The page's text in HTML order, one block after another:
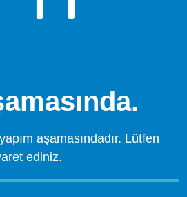
aşamasındadır. Lütfen
ediniz.